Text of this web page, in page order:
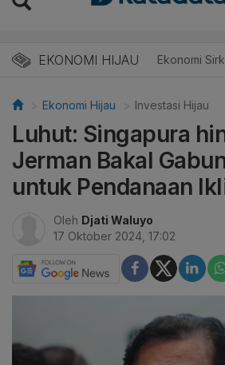
EKONOMI HIJAU
Energi Baru Ekonomi
Ekonomi Hijau Investasi Hijau
Luhut: Singapura
Jerman Bakal
untuk Pendanaan
Oleh Djati Waluyo
17 Oktober 2024, 17:02